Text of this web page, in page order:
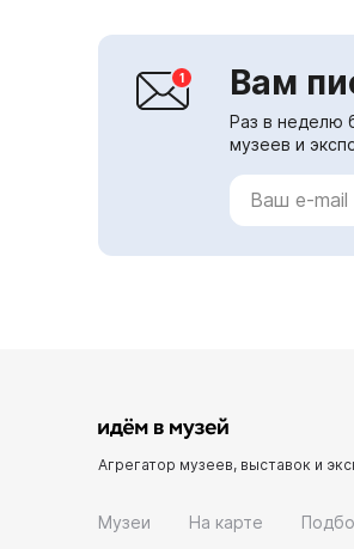
Вам
Раз в неделю
музеев и
Агрегатор музеев, выставок и
Музеи На карте